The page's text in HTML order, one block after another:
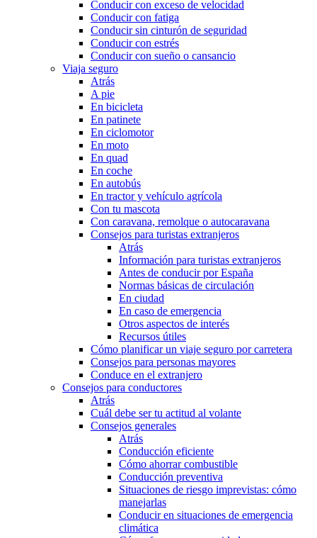
Conducir con exceso de velocidad
Conducir con fatiga
Conducir sin cinturón de seguridad
Conducir con estrés
Conducir con sueño o cansancio
Viaja seguro
Atrás
A pie
En bicicleta
En patinete
En ciclomotor
En moto
En quad
En coche
En autobús
En tractor y vehículo agrícola
Con tu mascota
Con caravana, remolque o autocaravana
Consejos para turistas extranjeros
Atrás
Información para turistas extranjeros
Antes de conducir por España
Normas básicas de circulación
En ciudad
En caso de emergencia
Otros aspectos de interés
Recursos útiles
Cómo planificar un viaje seguro por carretera
Consejos para personas mayores
Conduce en el extranjero
Consejos para conductores
Atrás
Cuál debe ser tu actitud al volante
Consejos generales
Atrás
Conducción eficiente
Cómo ahorrar combustible
Conducción preventiva
Situaciones de riesgo imprevistas: cómo
manejarlas
Conducir en situaciones de emergencia
climática